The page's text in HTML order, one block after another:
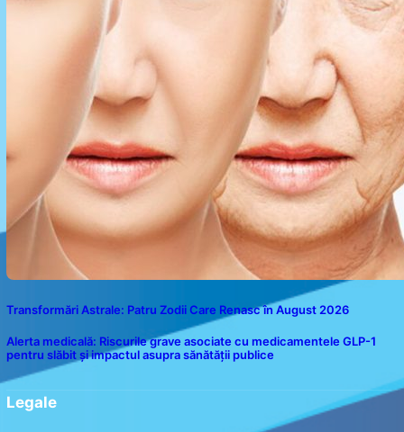
Transformări Astrale: Patru Zodii Care Renasc în August 2026
Alerta medicală: Riscurile grave asociate cu medicamentele GLP-1
pentru slăbit și impactul asupra sănătății publice
Legale